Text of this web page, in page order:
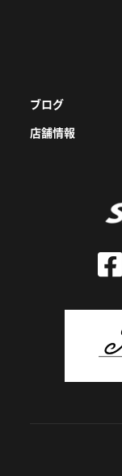
ブログ
店舗情報